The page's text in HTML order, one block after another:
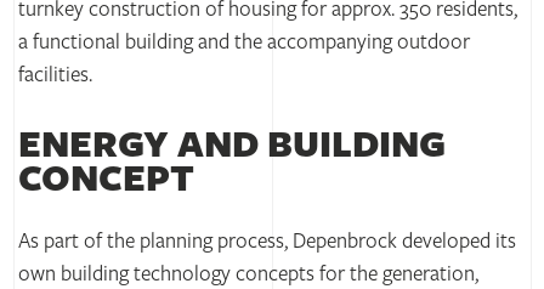
turnkey construction of housing for approx. 350 residents,
a functional building and the accompanying outdoor
facilities.
ENERGY AND BUILDING
CONCEPT
As part of the planning process, Depenbrock developed its
own building technology concepts for the generation,